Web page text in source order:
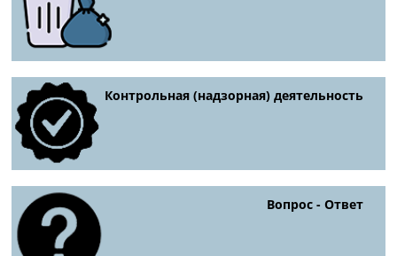
Контрольная (надзорная) деятельность
Вопрос - Ответ